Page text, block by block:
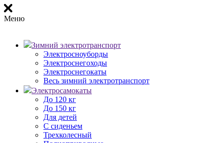
Меню
Зимний электротранспорт
Электросноуборды
Электроснегоходы
Электроснегокаты
Весь зимний электротранспорт
Электросамокаты
До 120 кг
До 150 кг
Для детей
С сиденьем
Трехколесный